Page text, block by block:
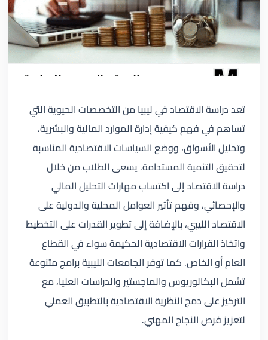
تعد دراسة الاقتصاد في ليبيا من التخصصات الحيوية التي
تساهم في فهم كيفية إدارة الموارد المالية والبشرية،
وتحليل الأسواق، ووضع السياسات الاقتصادية المناسبة
لتحقيق التنمية المستدامة. يسعى الطلاب من خلال
دراسة الاقتصاد إلى اكتساب مهارات التحليل المالي
والإحصائي، وفهم تأثير العوامل المحلية والدولية على
الاقتصاد الليبي، بالإضافة إلى تطوير القدرات على التخطيط
واتخاذ القرارات الاقتصادية الحكيمة سواء في القطاع
العام أو الخاص. كما توفر الجامعات الليبية برامج متنوعة
تشمل البكالوريوس والماجستير والدراسات العليا، مع
التركيز على دمج النظرية الاقتصادية بالتطبيق العملي
لتعزيز فرص النجاح المهني.